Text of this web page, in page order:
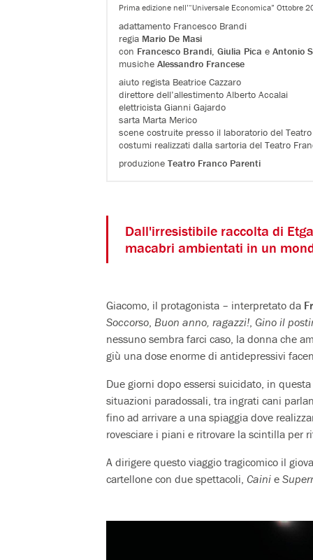
Prima edizione nell’“Universale Economica” Ottobre
adattamento Francesco Brandi
regia Mario De Masi
con Francesco Brandi,Giulia PicaeAntonio
musicheAlessandro Francese
aiuto regista Beatrice Cazzaro
direttore dell’allestimento Alberto Accalai
elettricista Gianni Gajardo
sarta Marta Merico
scene costruite presso il laboratorio del
costumi realizzati dalla sartoria del Teatro
produzione Teatro Franco Parenti
Dall'irresistibile raccolta di
macabri ambientati in un
Giacomo, il protagonista – interpretato da
Soccorso Buon anno, ragazzi! Gino il
nessuno sembra farci caso, la donna che
giù una dose enorme di antidepressivi
Due giorni dopo essersi suicidato, in
situazioni paradossali, tra ingrati cani
fino ad arrivare a una spiaggia dove
rovesciare i piani e ritrovare la scintilla per
A dirigere questo viaggio tragicomico il
cartellone con due spettacoli, Caini e